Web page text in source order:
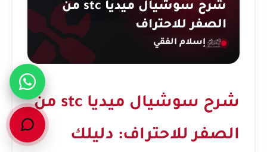
شرح سوشيال ميديا stc من
الصفر للاحتراف
إسلام الفقي
شرح سوشيال ميديا stc من
الصفر للاحتراف: دليلك